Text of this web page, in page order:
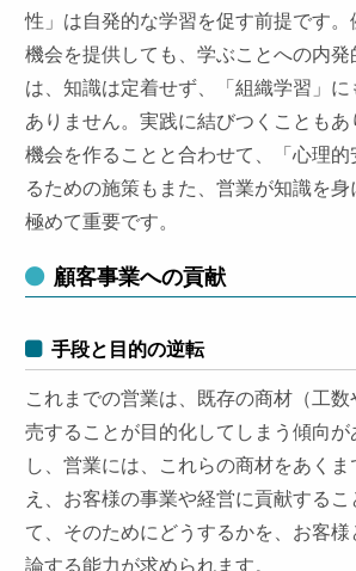
性」は自発的な学習を促す前提です
機会を提供しても、学ぶことへの内発
は、知識は定着せず、「組織学習」
ありません。実践に結びつくことも
機会を作ることと合わせて、「心理的
るための施策もまた、営業が知識を身
極めて重要です。
顧客事業への貢献
手段と目的の逆転
これまでの営業は、既存の商材（工数
売することが目的化してしまう傾向
し、営業には、これらの商材をあくま
え、お客様の事業や経営に貢献する
て、そのためにどうするかを、お客
論する能力が求められます。